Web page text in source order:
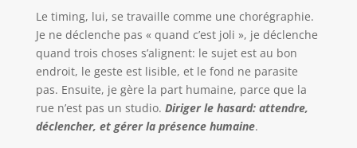
Le timing, lui, se travaille comme une chorégraphie.
Je ne déclenche pas « quand c’est joli », je déclenche
quand trois choses s’alignent: le sujet est au bon
endroit, le geste est lisible, et le fond ne parasite
pas. Ensuite, je gère la part humaine, parce que la
rue n’est pas un studio. Diriger le hasard: attendre,
déclencher, et gérer la présence humaine.